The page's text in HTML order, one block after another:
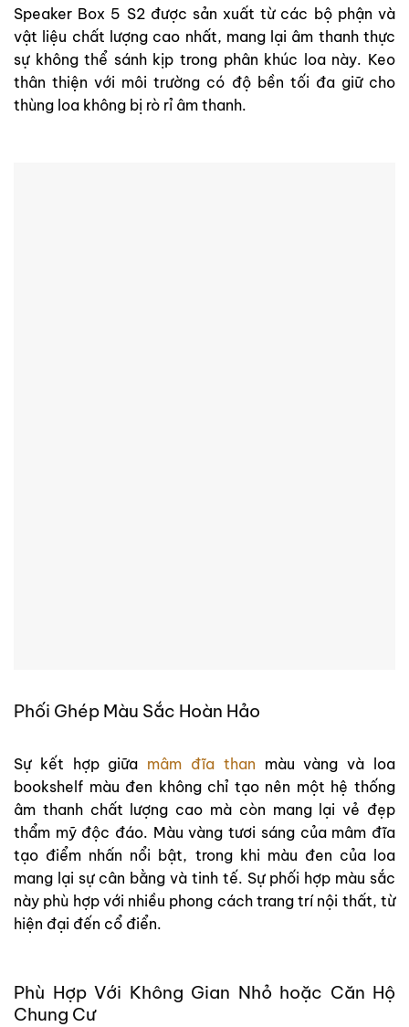
Speaker Box 5 S2 được sản xuất từ các bộ phận và
vật liệu chất lượng cao nhất, mang lại âm thanh thực
sự không thể sánh kịp trong phân khúc loa này. Keo
thân thiện với môi trường có độ bền tối đa giữ cho
thùng loa không bị rò rỉ âm thanh.
Phối Ghép Màu Sắc Hoàn Hảo
Sự kết hợp giữa mâm đĩa than màu vàng và loa
bookshelf màu đen không chỉ tạo nên một hệ thống
âm thanh chất lượng cao mà còn mang lại vẻ đẹp
thẩm mỹ độc đáo. Màu vàng tươi sáng của mâm đĩa
tạo điểm nhấn nổi bật, trong khi màu đen của loa
mang lại sự cân bằng và tinh tế. Sự phối hợp màu sắc
này phù hợp với nhiều phong cách trang trí nội thất, từ
hiện đại đến cổ điển.
Phù Hợp Với Không Gian Nhỏ hoặc Căn Hộ
Chung Cư